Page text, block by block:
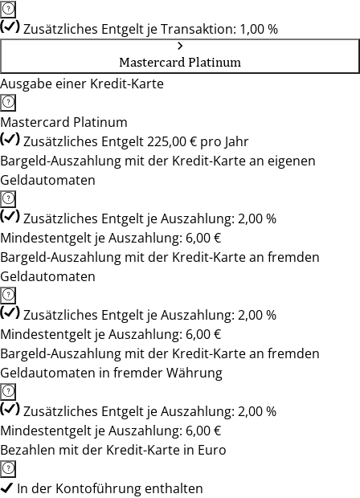
Zusätzliches Entgelt je Transaktion: 1,00 %
Mastercard Platinum
Ausgabe einer Kredit-Karte
Mastercard Platinum
Zusätzliches Entgelt 225,00 € pro Jahr
Bargeld-Auszahlung mit der Kredit-Karte an eigenen
Geldautomaten
Zusätzliches Entgelt je Auszahlung: 2,00 %
Mindestentgelt je Auszahlung: 6,00 €
Bargeld-Auszahlung mit der Kredit-Karte an fremden
Geldautomaten
Zusätzliches Entgelt je Auszahlung: 2,00 %
Mindestentgelt je Auszahlung: 6,00 €
Bargeld-Auszahlung mit der Kredit-Karte an fremden
Geldautomaten in fremder Währung
Zusätzliches Entgelt je Auszahlung: 2,00 %
Mindestentgelt je Auszahlung: 6,00 €
Bezahlen mit der Kredit-Karte in Euro
In der Kontoführung enthalten